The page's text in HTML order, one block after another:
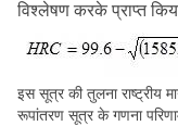
विश्लेषण करके प्राप्त
इस सूत्र की तुलना राष्ट्रीय
रूपांतरण सूत्र के गणना